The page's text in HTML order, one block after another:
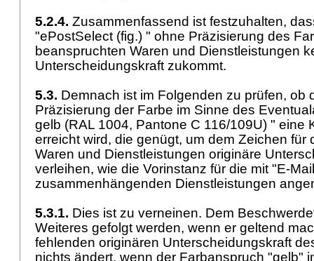
5.2.4. Zusammenfassend ist festzuhalten,
"ePostSelect (fig.) " ohne Präzisierung des
beanspruchten Waren und Dienstleistungen
Unterscheidungskraft zukommt.
5.3. Demnach ist im Folgenden zu prüfen, ob
Präzisierung der Farbe im Sinne des
gelb (RAL 1004, Pantone C 116/109U) " eine
erreicht wird, die genügt, um dem Zeichen für
Waren und Dienstleistungen originäre
verleihen, wie die Vorinstanz für die mit "E-
zusammenhängenden Dienstleistungen
5.3.1. Dies ist zu verneinen. Dem
Weiteres gefolgt werden, wenn er geltend
fehlenden originären Unterscheidungskraft
nichts ändert, wenn der Farbanspruch "gelb"